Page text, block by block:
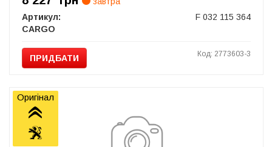
Артикул:
F 032 115 364
CARGO
ПРИДБАТИ Код: 2773603-3
Оригінал